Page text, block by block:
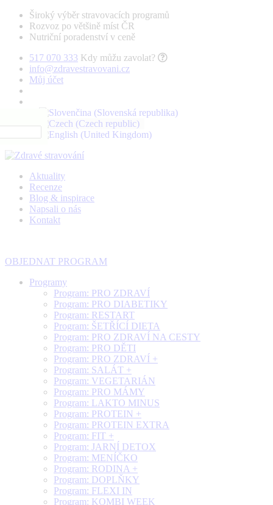
Široký výběr stravovacích programů
Rozvoz po většině míst ČR
Nutriční poradenství v ceně
517 070 333 Kdy můžu zavolat?
info@zdravestravovani.cz
Můj účet
Aktuality
Recenze
Blog & inspirace
Napsali o nás
Kontakt
OBJEDNAT PROGRAM
Programy
Program: PRO ZDRAVÍ
Program: PRO DIABETIKY
Program: RESTART
Program: ŠETŘÍCÍ DIETA
Program: PRO ZDRAVÍ NA CESTY
Program: PRO DĚTI
Program: PRO ZDRAVÍ +
Program: SALÁT +
Program: VEGETARIÁN
Program: PRO MÁMY
Program: LAKTO MINUS
Program: PROTEIN +
Program: PROTEIN EXTRA
Program: FIT +
Program: JARNÍ DETOX
Program: MENÍČKO
Program: RODINA +
Program: DOPLŇKY
Program: FLEXI IN
Program: KOMBI WEEK